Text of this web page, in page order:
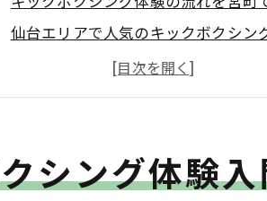
仙台エリアで人気のキックボクシン
キックボクシング初心者が安心でき
青葉区で手軽に始めるキックボクシ
不足解消にキックボクシング体験が
キックボクシングが運動不足解消に
シング体験